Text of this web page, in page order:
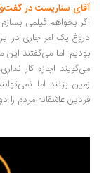
سناریست در گفت‌وگو با
بخواهم فیلمی بسازم که
یک امر جاری در این
اما می‌گفتند این
اجازه کار نداری،
بزنند اما نمی‌توانند
عاشقانه مردم را دوست